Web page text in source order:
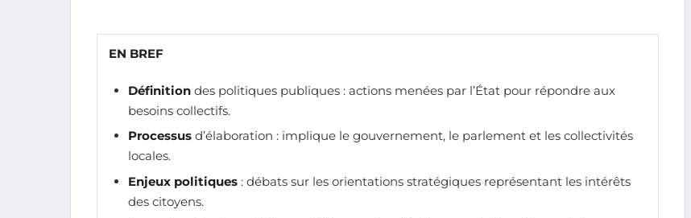
EN BREF
Définition des politiques publiques : actions menées par l’État pour répondre aux
besoins collectifs.
Processus d’élaboration : implique le gouvernement, le parlement et les collectivités
locales.
Enjeux politiques : débats sur les orientations stratégiques représentant les intérêts
des citoyens.